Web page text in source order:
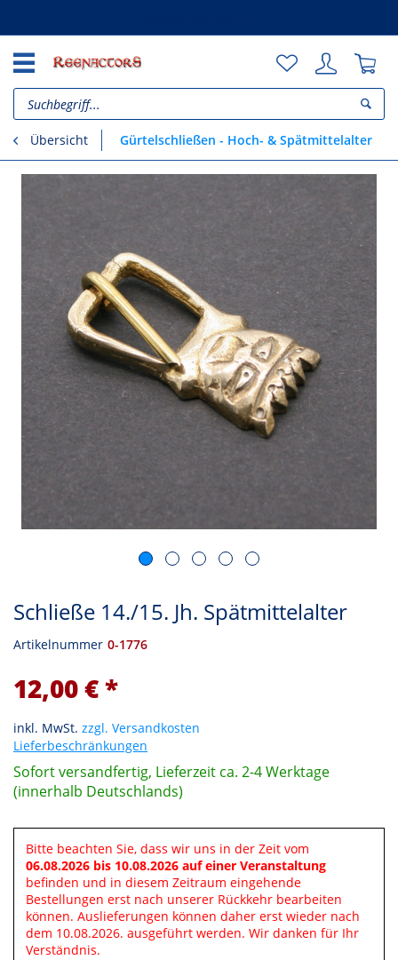
Übersicht Gürtelschließen - Hoch- & Spätmittelalter
Schließe 14./15. Jh. Spätmittelalter
Artikelnummer 0-1776
12,00 € *
inkl. MwSt. zzgl. Versandkosten
Lieferbeschränkungen
Sofort versandfertig, Lieferzeit ca. 2-4 Werktage
(innerhalb Deutschlands)
Bitte beachten Sie, dass wir uns in der Zeit vom
06.08.2026 bis 10.08.2026 auf einer Veranstaltung
befinden und in diesem Zeitraum eingehende
Bestellungen erst nach unserer Rückkehr bearbeiten
können. Auslieferungen können daher erst wieder nach
dem 10.08.2026. ausgeführt werden. Wir danken für Ihr
Verständnis.